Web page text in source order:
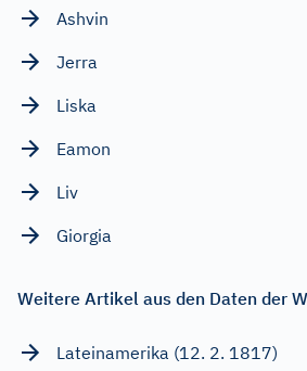
Ashvin
Jerra
Liska
Eamon
Liv
Giorgia
Weitere Artikel aus den Daten der
Lateinamerika (12. 2. 1817)